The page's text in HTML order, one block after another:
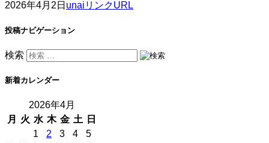
2026年4月2日 unai リンクURL
投稿ナビゲーション
検索
新着カレンダー
2026年4月
月
火 水 木 金 土 日
1
2 3 4
5